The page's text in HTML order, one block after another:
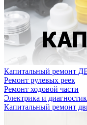
Капитальный ремонт
Ремонт рулевых реек
Ремонт ходовой части
Электрика и
Капитальный ремонт